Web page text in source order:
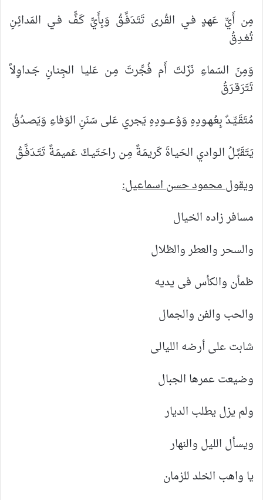
مِن أَيِّ عَهدٍ فـي القُـرى تَتَدَفَّـقُ وَبِأَيِّ كَـفٍّ فـي المَدائِـنِ
تُغـدِقُ
وَمِنَ السَماءِ نَزَلتَ أَم فُجِّرتَ مِـن عَليـا الجِنـانِ جَـداوِلاً
تَتَرَقـرَقُ
مُتَقَـيِّـدٌ بِعُـهـودِهِ وَوُعـــودِهِ يَجري عَلى سَنَنِ الوَفاءِ وَيَصـدُقُ
يَتَقَبَّـلُ الـوادي الحَيـاةَ كَريمَـةً مِـن راحَتَيـكَ عَميمَـةً تَتَـدَفَّـقُ
ويقول محمود حسن اسماعيل:
مسافر زاده الخيال
والسحر والعطر والظلال
ظمأن والكأس فى يديه
والحب والفن والجمال
شابت على أرضه الليالى
وضيعت عمرها الجبال
ولم يزل يطلب الديار
ويسأل الليل والنهار
يا واهب الخلد للزمان